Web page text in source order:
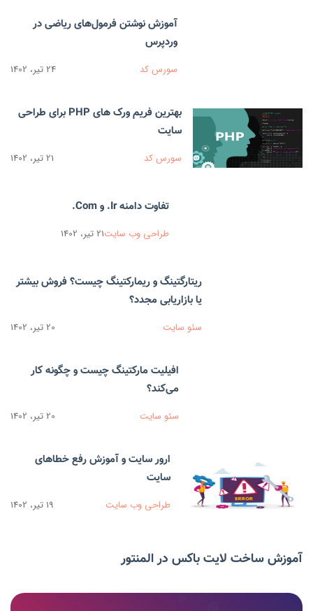
آموزش نوشتن فرمول‌های ریاضی در
وردپرس
سورس کد 24 تیر، 1402
بهترین فریم ورک های PHP برای طراحی
سایت
سورس کد 21 تیر، 1402
تفاوت دامنه Ir. و Com.
طراحی وب سایت21 تیر، 1402
ریتارگتینگ و ریمارکتینگ چیست؟ فروش بیشتر
یا بازاریابی مجدد؟
سئو سایت 20 تیر، 1402
افیلیت مارکتینگ چیست و چگونه کار
می‌کند؟
سئو سایت 20 تیر، 1402
ارور سایت و آموزش رفع خطاهای
سایت
طراحی وب سایت 19 تیر، 1402
آموزش ساخت لایت باکس در المنتور